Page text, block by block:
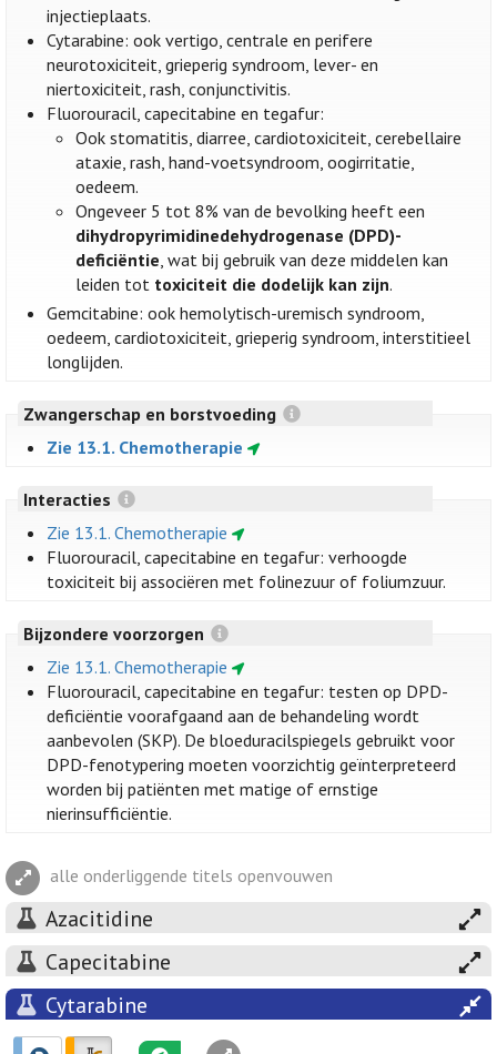
injectieplaats.
Cytarabine: ook vertigo, centrale en perifere
neurotoxiciteit, grieperig syndroom, lever- en
niertoxiciteit, rash, conjunctivitis.
Fluorouracil, capecitabine en tegafur:
Ook stomatitis, diarree, cardiotoxiciteit, cerebellaire
ataxie, rash, hand-voetsyndroom, oogirritatie,
oedeem.
Ongeveer 5 tot 8% van de bevolking heeft een
dihydropyrimidinedehydrogenase (DPD)-
deficiëntie, wat bij gebruik van deze middelen kan
leiden tot toxiciteit die dodelijk kan zijn.
Gemcitabine: ook hemolytisch-uremisch syndroom,
oedeem, cardiotoxiciteit, grieperig syndroom, interstitieel
longlijden.
Zwangerschap en borstvoeding
Zie 13.1. Chemotherapie
Interacties
Zie 13.1. Chemotherapie
Fluorouracil, capecitabine en tegafur: verhoogde
toxiciteit bij associëren met folinezuur of foliumzuur.
Bijzondere voorzorgen
Zie 13.1. Chemotherapie
Fluorouracil, capecitabine en tegafur: testen op DPD-
deficiëntie voorafgaand aan de behandeling wordt
aanbevolen (SKP). De bloeduracilspiegels gebruikt voor
DPD-fenotypering moeten voorzichtig geïnterpreteerd
worden bij patiënten met matige of ernstige
nierinsufficiëntie.
alle onderliggende titels openvouwen
Azacitidine
Capecitabine
Cytarabine